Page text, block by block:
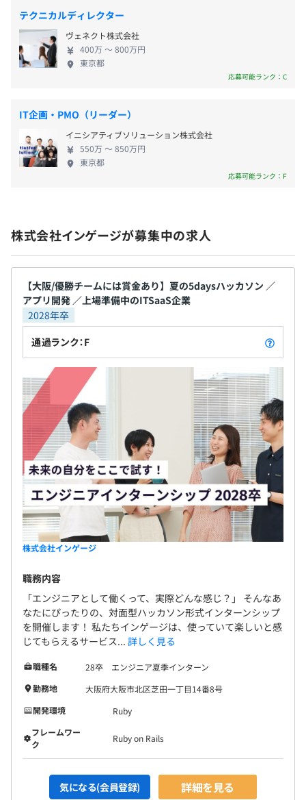
なセッションをおこなっています。
・カンファレンス参加支援：RubyKaigiなどのカンファレ
ンスへの参加を支援します。
・書籍購入制度：技術書から経営本まで、読みたい本を購
制度があります。（部費は会社負担）
MacBook Pro もしくは Windows から選択できます。
Docker、Terraform、Datadog
PyTorch
▼組織風土
・組織が情報を公開し、意思決定プロセスが公正かつ公開
されています。
・上下関係が少なく、全員が意見を自由に言えるフラット
な組織です。仕様の提案などフランクにしやすく、それを
受け入れてもらえる文化があります。
す。
・ワークライフバランスが取りやすいです。
▼開発チームの雰囲気
・毎週リリースされるため、自分のプログラムがすぐ反映
され、反応が見やすいです。
・コストや納期への制約がSIerと比べて小さく、ユーザビ
給与改定：年1回
雇用保険、労災保険、健康保険、厚生年金保険
式会社エアトリ、株式会社ぐるなび、株式会社PR
TIMES、KEYUCA、株式会社マザーハウス など ◆
一緒に働く仲間について ・大手IT企業のグロース期
にBtoBクラウドサービス開発をした執行役員 ・小学
生からプログラミングをはじめ、40年近くプログラ
エンドエンジニア など、さまざまなバックグラウ
ンド ◆当ポジションの魅力 ・Ruby生みの親『まつも
とゆきひろ氏』が技術顧問として参画しており、経
営陣も元エンジニアのため、技術カルチャーが深い
また自分の意見が反映されやすい環境です。 ・自社
製品のため自分の作った機能が直接カスタマーサク
セスにつながることを実感できます。 ・毎月着実に
売上を伸ばしており、これからさらに大きくなって
いく会社です。それぞれのフェーズごとに課題やチャ
レンジがあり、会社の成長と共に自身も成長するこ
とができます。 ・20代から50代まで幅広い年代のエ
ンジニアが活躍中！様々なバックグラウンドを持つ
社員同士で勉強会などを通じながらスキルアップし
ています。
テクニカルディレクター
ヴェネクト株式会社
400万 〜 800万円
東京都
応募可能ランク：C
IT企画・PMO（リーダー）
イニシアティブソリューション株式会社
550万 〜 850万円
東京都
応募可能ランク：F
株式会社インゲージが募集中の求人
【大阪/優勝チームには賞金あり】夏の5daysハッカソン ／
アプリ開発 ／上場準備中のITSaaS企業
2028年卒
通過ランク：F
株式会社インゲージ
職務内容
「エンジニアとして働くって、実際どんな感じ？」 そんなあ
なたにぴったりの、対面型ハッカソン形式インターンシップ
を開催します！ 私たちインゲージは、使っていて楽しいと感
じてもらえるサービス... 詳しく見る
職種名
28卒 エンジニア夏季インターン
勤務地
大阪府大阪市北区芝田一丁目14番8号
開発環境
Ruby
フレームワー
ク
Ruby on Rails
気になる(会員登録) 詳細を見る